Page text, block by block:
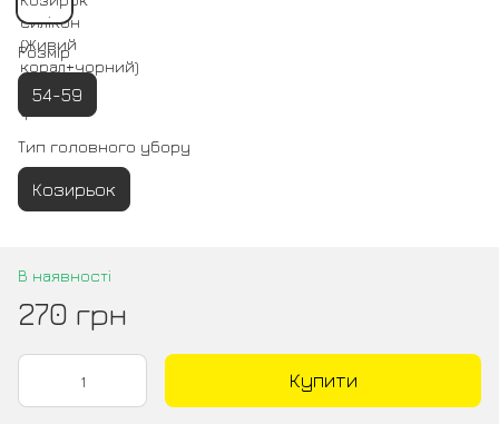
Розмір
54-59
Тип головного убору
Козирьок
В наявності
270 грн
Купити